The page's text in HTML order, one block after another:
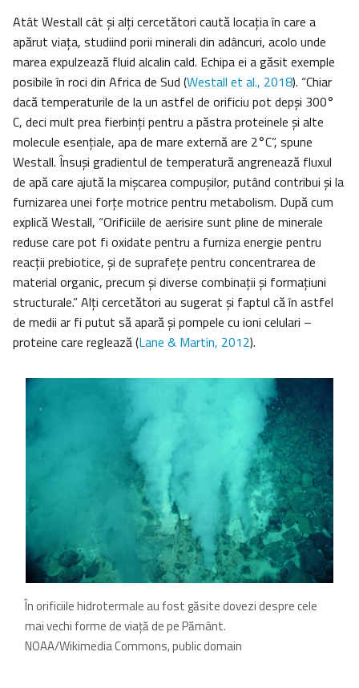
Atât Westall cât și alți cercetători caută locația în care a
apărut viața, studiind porii minerali din adâncuri, acolo unde
marea expulzează fluid alcalin cald. Echipa ei a găsit exemple
posibile în roci din Africa de Sud (Westall et al., 2018). “Chiar
dacă temperaturile de la un astfel de orificiu pot depşi 300°
C, deci mult prea fierbinți pentru a păstra proteinele și alte
molecule esențiale, apa de mare externă are 2°C”, spune
Westall. Însuşi gradientul de temperatură angrenează fluxul
de apă care ajută la mișcarea compușilor, putând contribui și la
furnizarea unei forțe motrice pentru metabolism. După cum
explică Westall, “Orificiile de aerisire sunt pline de minerale
reduse care pot fi oxidate pentru a furniza energie pentru
reacții prebiotice, și de suprafețe pentru concentrarea de
material organic, precum și diverse combinații și formațiuni
structurale.” Alți cercetători au sugerat şi faptul că în astfel
de medii ar fi putut să apară şi pompele cu ioni celulari –
proteine care reglează (Lane & Martin, 2012).
În orificiile hidrotermale au fost găsite dovezi despre cele
mai vechi forme de viață de pe Pământ.
NOAA/Wikimedia Commons, public domain